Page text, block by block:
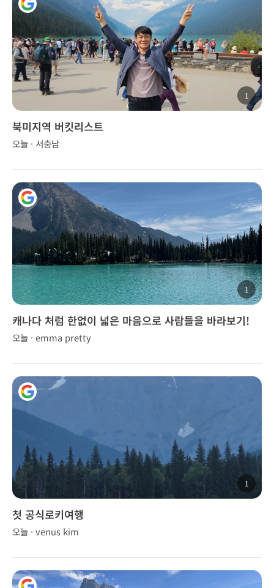
1
북미지역 버킷리스트
오늘 · 서충남
1
캐나다 처럼 한없이 넓은 마음으로 사람들을 바라보기!
오늘 · emma pretty
1
첫 공식로키여행
오늘 · venus kim